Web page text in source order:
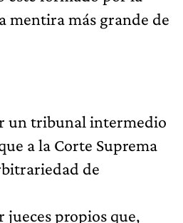
mentira más grande de
un tribunal intermedio
a la Corte Suprema
de
jueces propios que,